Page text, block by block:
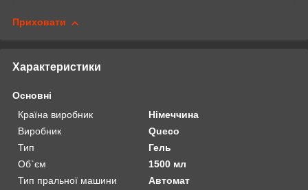
Приховати
Характеристики
Основні
Країна виробник
Німеччина
Виробник
Queco
Тип
Гель
Об`єм
1500 мл
Тип пральної машини
Автомат